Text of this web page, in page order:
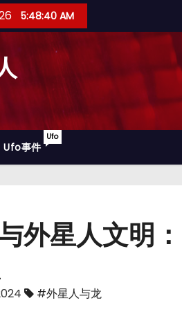
5:48:42 AM
Ufo事件
Ufo
外星人文明
#外星人与龙